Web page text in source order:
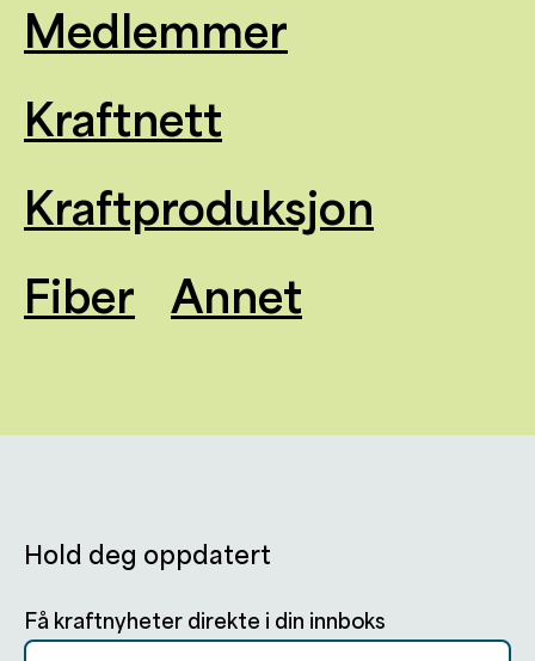
Medlemmer
Kraftnett
Kraftproduksjon
Fiber
Annet
Hold deg oppdatert
Få kraftnyheter direkte i din innboks